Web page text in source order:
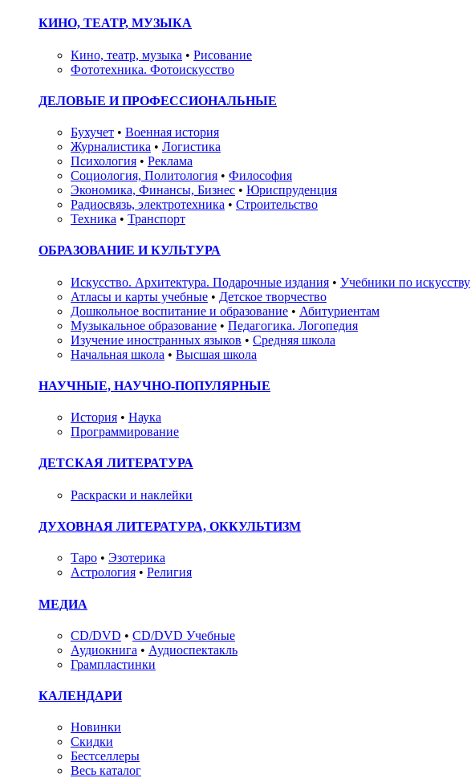
КИНО, ТЕАТР, МУЗЫКА
Кино, театр, музыка • Рисование
Фототехника. Фотоискусство
ДЕЛОВЫЕ И ПРОФЕССИОНАЛЬНЫЕ
Бухучет • Военная история
Журналистика • Логистика
Психология • Реклама
Социология, Политология • Философия
Экономика, Финансы, Бизнес • Юриспруденция
Радиосвязь, электротехника • Строительство
Техника • Транспорт
ОБРАЗОВАНИЕ И КУЛЬТУРА
Искусство. Архитектура. Подарочные издания • Учебники по искусству
Атласы и карты учебные • Детское творчество
Дошкольное воспитание и образование • Абитуриентам
Музыкальное образование • Педагогика. Логопедия
Изучение иностранных языков • Средняя школа
Начальная школа • Высшая школа
НАУЧНЫЕ, НАУЧНО-ПОПУЛЯРНЫЕ
История • Наука
Программирование
ДЕТСКАЯ ЛИТЕРАТУРА
Раскраски и наклейки
ДУХОВНАЯ ЛИТЕРАТУРА, ОККУЛЬТИЗМ
Таро • Эзотерика
Астрология • Религия
МЕДИА
CD/DVD • CD/DVD Учебные
Аудиокнига • Аудиоспектакль
Грампластинки
КАЛЕНДАРИ
Новинки
Скидки
Бестселлеры
Весь каталог